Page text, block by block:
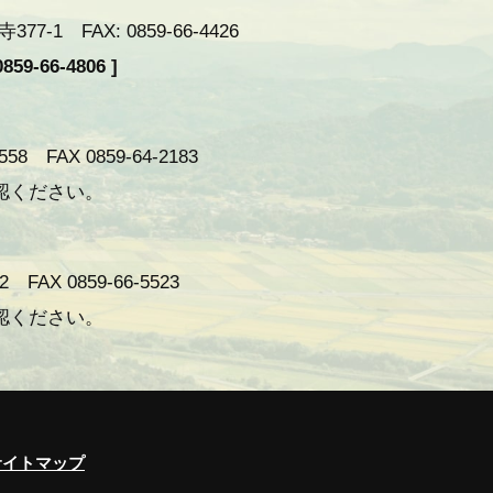
377-1 FAX: 0859-66-4426
66-4806 ]
FAX 0859-64-2183
ださい。
FAX 0859-66-5523
ださい。
トマップ